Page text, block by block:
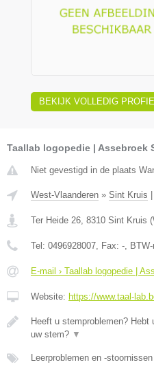
BEKIJK VOLLEDIG
Taallab logopedie | Assebroek
Niet gevestigd in de plaats
West-Vlaanderen » Sint Kruis |
Ter Heide 26 8310 Sint Kruis (
Tel: 0496928007 , Fax: - ,
E-mail › Taallab logopedie |
Website: https://www.taal-
Heeft u stemproblemen?
uw stem? ▼
Leerproblemen en -